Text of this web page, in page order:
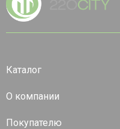
Каталог
О компании
Покупателю